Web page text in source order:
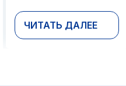
197D6321P006, Kenmore
9991 【Сертификация】:
NSF 42 и 53,
ЧИТАТЬ ДАЛЕЕ